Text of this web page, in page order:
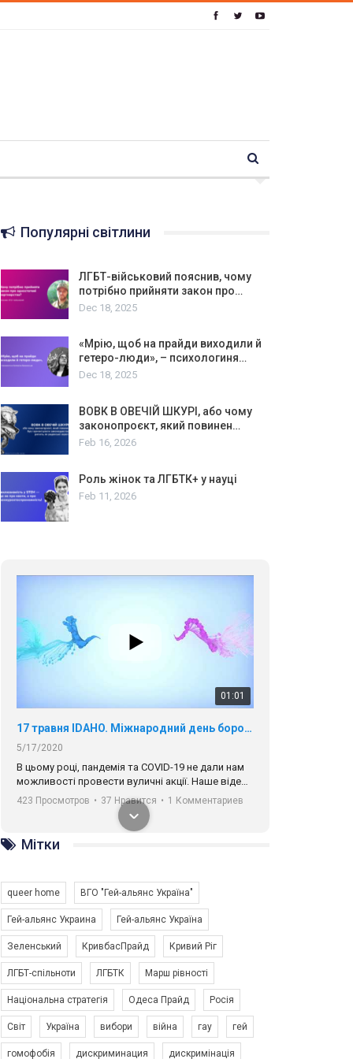
Популярні світлини
ЛГБТ-військовий пояснив, чому
потрібно прийняти закон про…
Dec 18, 2025
«Мрію, щоб на прайди виходили й
гетеро-люди», – психологиня…
Dec 18, 2025
ВОВК В ОВЕЧІЙ ШКУРІ, або чому
законопроєкт, який повинен…
Feb 16, 2026
Роль жінок та ЛГБТК+ у науці
Feb 11, 2026
01:01
17 травня IDAHO. Міжнародний день боротьби з гомофобією трансфобією і біфобія.
5/17/2020
В цьому році, пандемія та COVІD-19 не дали нам
можливості провести вуличні акції. Наше відео-
звернення про те, що навіть коли ми у різних
містах та не можемо зустрінеться, ми разом. Ми
закликаємо всіх хто поділяє цінності рівності та
солідарності, приєднатися до нас. Регіональні
підрозділи ГАУ є в 16 областях України.
423 Просмотров • 37 Нравится • 1 Комментариев
6/30/2017
Емоційний та вражаючий промо-ролік на
конкурс PACT, який представляє програму "Гей-
Мітки
queer home ВГО "Гей-альянс Україна"
Гей-альянс Украина Гей-альянс Україна
Зеленський КривбасПрайд Кривий Ріг
ЛГБТ-спільноти ЛГБТК Марш рівності
Національна стратегія Одеса Прайд Росія
Світ Україна вибори війна гау гей
гомофобія дискриминация дискримінація